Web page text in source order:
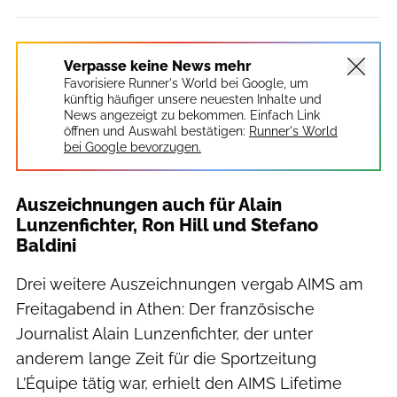
Verpasse keine News mehr
Favorisiere Runner's World bei Google, um
künftig häufiger unsere neuesten Inhalte und
News angezeigt zu bekommen. Einfach Link
öffnen und Auswahl bestätigen: Runner's World
bei Google bevorzugen.
Auszeichnungen auch für Alain
Lunzenfichter, Ron Hill und Stefano
Baldini
Drei weitere Auszeichnungen vergab AIMS am
Freitagabend in Athen: Der französische
Journalist Alain Lunzenfichter, der unter
anderem lange Zeit für die Sportzeitung
L’Équipe tätig war, erhielt den AIMS Lifetime